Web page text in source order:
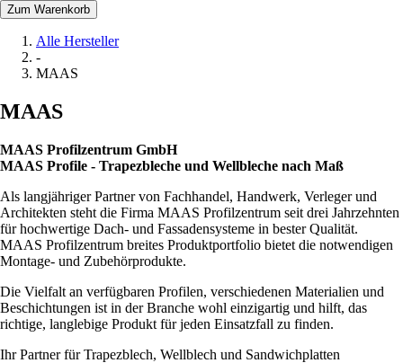
Zum Warenkorb
Alle Hersteller
-
MAAS
MAAS
MAAS Profilzentrum GmbH
MAAS Profile - Trapezbleche und Wellbleche nach Maß
Als langjähriger Partner von Fachhandel, Handwerk, Verleger und
Architekten steht die Firma MAAS Profilzentrum seit drei Jahrzehnten
für hochwertige Dach- und Fassadensysteme in bester Qualität.
MAAS Profilzentrum breites Produktportfolio bietet die notwendigen
Montage- und Zubehörprodukte.
Die Vielfalt an verfügbaren Profilen, verschiedenen Materialien und
Beschichtungen ist in der Branche wohl einzigartig und hilft, das
richtige, langlebige Produkt für jeden Einsatzfall zu finden.
Ihr Partner für Trapezblech, Wellblech und Sandwichplatten